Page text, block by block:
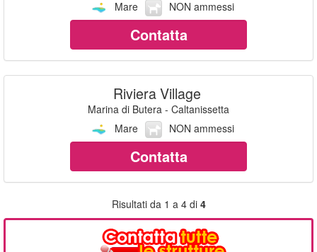
Mare
NON ammessi
Contatta
Riviera Village
Marina di Butera - Caltanissetta
Mare
NON ammessi
Contatta
Risultati da 1 a 4 di 4